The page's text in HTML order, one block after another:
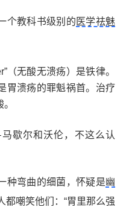
个教科书级别的 医学祛魅
（无酸无溃疡）是铁律。
胃溃疡的罪魁祸首。治疗
马歇尔和沃伦，不这么认
种弯曲的细菌，怀疑是幽
嘲笑他们： “胃里那么强